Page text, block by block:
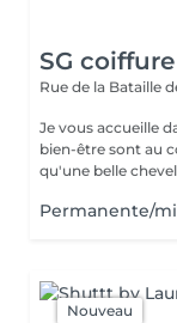
SG coiffure
Rue de la Bataille
Je vous accueille
bien-être sont au
qu'une belle
Permanente/
Nouveau